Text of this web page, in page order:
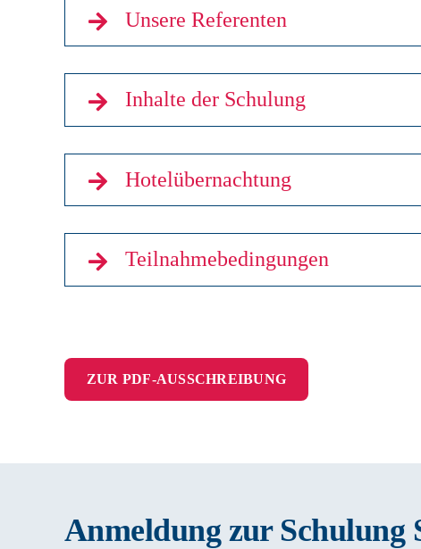
Unsere Referenten
Inhalte der Schulung
Hotelübernachtung
Teilnahmebedingungen
ZUR PDF-AUSSCHREIBUNG
Anmeldung zur Schulung